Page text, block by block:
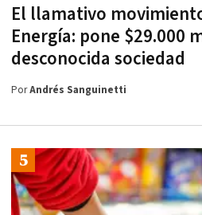
El llamativo
Energía: pone $29.000
desconocida sociedad
PorAndrés Sanguinetti